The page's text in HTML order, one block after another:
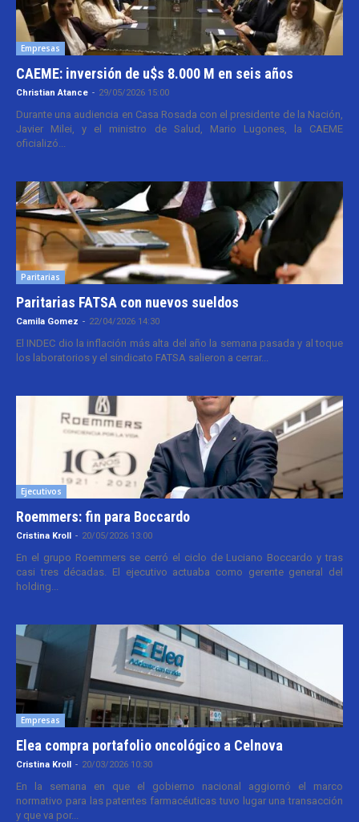
Empresas
CAEME: inversión de u$s 8.000 M en seis años
Christian Atance - 29/05/2026 15:00
Durante una audiencia en Casa Rosada con el presidente de la Nación,
Javier Milei, y el ministro de Salud, Mario Lugones, la CAEME
oficializó...
Paritarias
Paritarias FATSA con nuevos sueldos
Camila Gomez - 22/04/2026 14:30
El INDEC dio la inflación más alta del año la semana pasada y al toque
los laboratorios y el sindicato FATSA salieron a cerrar...
Ejecutivos
Roemmers: fin para Boccardo
Cristina Kroll - 20/05/2026 13:00
En el grupo Roemmers se cerró el ciclo de Luciano Boccardo y tras
casi tres décadas. El ejecutivo actuaba como gerente general del
holding...
Empresas
Elea compra portafolio oncológico a Celnova
Cristina Kroll - 20/03/2026 10:30
En la semana en que el gobierno nacional aggiornó el marco
normativo para las patentes farmacéuticas tuvo lugar una transacción
y que va por...